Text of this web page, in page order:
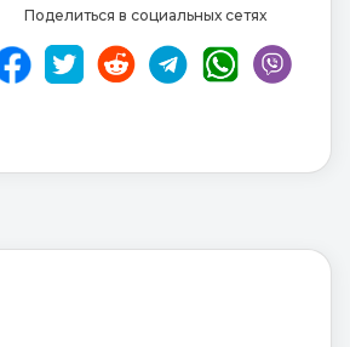
Поделиться в социальных сетях